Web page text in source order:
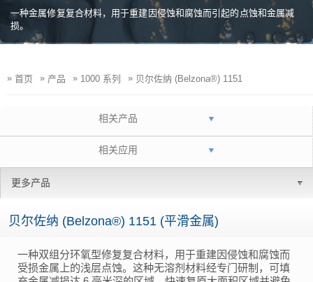
一种金属修复复合材料，用于重建因侵蚀和腐蚀而引起的点蚀和金属减
损。
» 首页 » 产品 » 1000 系列 » 贝尔佐纳 (Belzona®) 1151
相关产品
相关应用
更多产品
贝尔佐纳 (Belzona®) 1151 (平滑金属)
一种双组分环氧型修复复合材料，用于重建因侵蚀和腐蚀而
受损金属上的浅层点蚀。这种无溶剂材料经专门研制，可填